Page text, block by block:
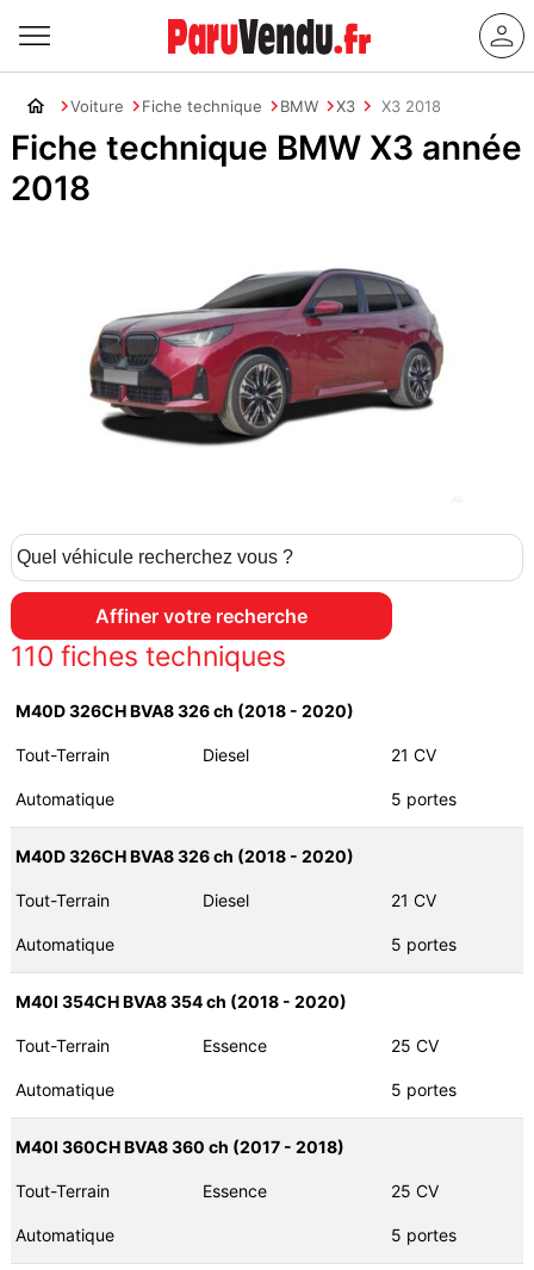
Voiture Fiche technique BMW X3 X3 2018
Fiche technique BMW X3 année
2018
110 fiches techniques
M40D 326CH BVA8 326 ch (2018 - 2020)
Tout-Terrain Diesel 21 CV
Automatique 5 portes
M40D 326CH BVA8 326 ch (2018 - 2020)
Tout-Terrain Diesel 21 CV
Automatique 5 portes
M40I 354CH BVA8 354 ch (2018 - 2020)
Tout-Terrain Essence 25 CV
Automatique 5 portes
M40I 360CH BVA8 360 ch (2017 - 2018)
Tout-Terrain Essence 25 CV
Automatique 5 portes